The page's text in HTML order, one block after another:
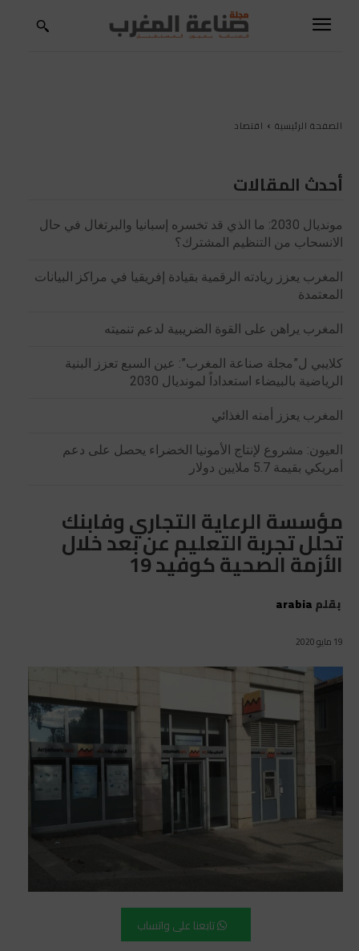
الصفحة الرئيسية اقتصاد
أحدث المقالات
مونديال 2030: ما الذي قد تخسره إسبانيا والبرتغال في حال
الانسحاب من التنظيم المشترك؟
المغرب يعزز ريادته الرقمية بقيادة إفريقيا في مراكز البيانات
المعتمدة
المغرب يراهن على القوة الضريبية لدعم تنميته
كلايبي ل”مجلة صناعة المغرب”: عين السبع تعزز البنية
الرياضية بالبيضاء استعداداً لمونديال 2030
المغرب يعزز أمنه الغذائي
العيون: مشروع لإنتاج الأمونيا الخضراء يحصل على دعم
أمريكي بقيمة 5.7 ملايين دولار
مؤسسة الرعاية التجاري وفابنك
تحلل تجربة التعليم عن بعد خلال
الأزمة الصحية كوفيد 19
بقلمarabia
19 مايو 2020
تابعنا على واتساب